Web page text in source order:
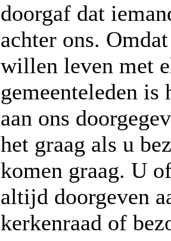
doorgaf dat
achter ons.
willen leven met
gemeenteleden
aan ons
het graag als u
komen graag. U
altijd doorgeven
kerkenraad of